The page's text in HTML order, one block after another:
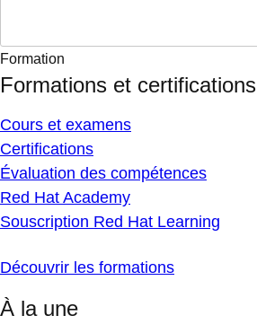
Formation
Formations et certifications
Cours et examens
Certifications
Évaluation des compétences
Red Hat Academy
Souscription Red Hat Learning
Découvrir les formations
À la une